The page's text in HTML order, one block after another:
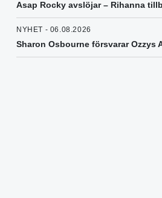
Asap Rocky avslöjar – Rihanna
NYHET - 06.08.2026
Sharon Osbourne försvarar Ozzys